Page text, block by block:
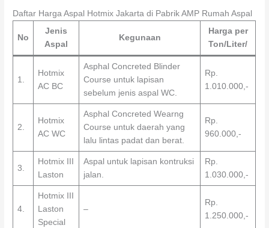
Daftar Harga Aspal Hotmix Jakarta di Pabrik AMP Rumah Aspal
No
Jenis
Aspal
Kegunaan
Harga per
Ton/Liter/
1.
Hotmix
AC BC
Asphal Concreted Blinder
Course untuk lapisan
sebelum jenis aspal WC.
Rp.
1.010.000,-
2.
Hotmix
AC WC
Asphal Concreted Wearng
Course untuk daerah yang
lalu lintas padat dan berat.
Rp.
960.000,-
3.
Hotmix III
Laston
Aspal untuk lapisan kontruksi
jalan.
Rp.
1.030.000,-
4.
Hotmix III
Laston
Special
–
Rp.
1.250.000,-